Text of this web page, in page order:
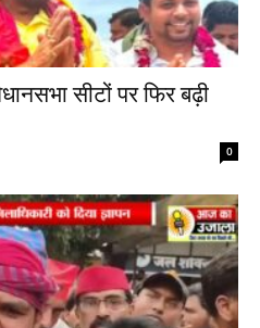
सीटों पर फिर बढ़ी
0